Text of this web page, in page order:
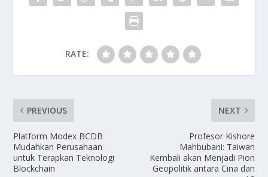
RATE:
PREVIOUS
Platform Modex BCDB
Mudahkan Perusahaan
untuk Terapkan Teknologi
Blockchain
NEXT
Profesor Kishore
Mahbubani: Taiwan
Kembali akan Menjadi Pion
Geopolitik antara Cina dan